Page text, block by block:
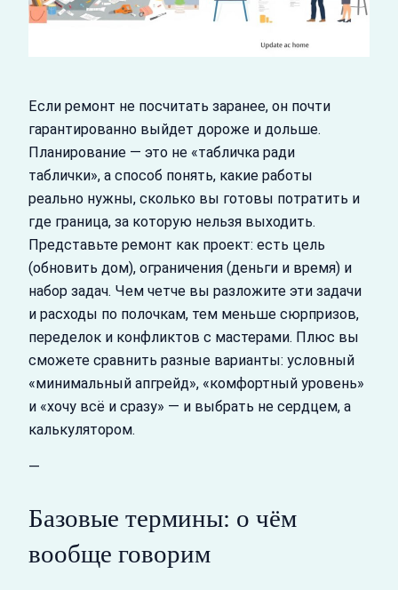
Если ремонт не посчитать заранее, он почти
гарантированно выйдет дороже и дольше.
Планирование — это не «табличка ради
таблички», а способ понять, какие работы
реально нужны, сколько вы готовы потратить и
где граница, за которую нельзя выходить.
Представьте ремонт как проект: есть цель
(обновить дом), ограничения (деньги и время) и
набор задач. Чем четче вы разложите эти задачи
и расходы по полочкам, тем меньше сюрпризов,
переделок и конфликтов с мастерами. Плюс вы
сможете сравнить разные варианты: условный
«минимальный апгрейд», «комфортный уровень»
и «хочу всё и сразу» — и выбрать не сердцем, а
калькулятором.
—
Базовые термины: о чём
вообще говорим